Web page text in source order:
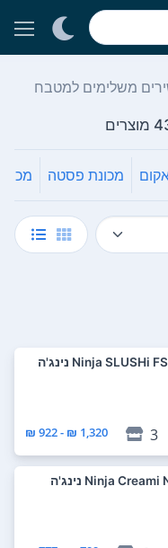
משלימים למטבח
מכונת פסטה
3
1,320 ₪ - 922 ₪